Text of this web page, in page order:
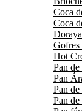
Coca
Coca
Gofres
Hot
Pan de
Pan
Pan
Pan